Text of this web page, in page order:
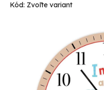
Kód: Zvoľte variant